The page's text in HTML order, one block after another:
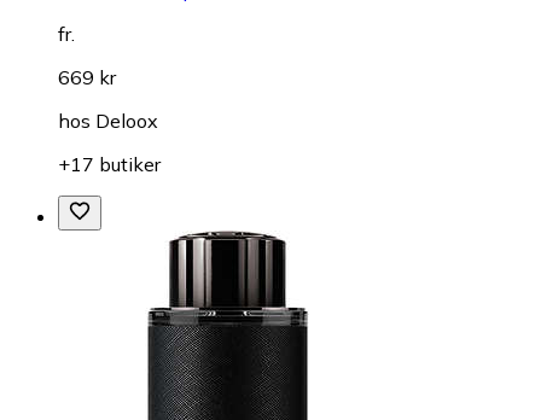
fr.
669 kr
hos Deloox
+17 butiker